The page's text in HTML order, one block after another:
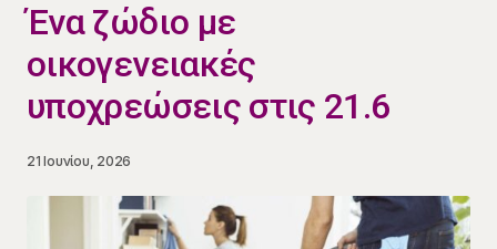
Ένα ζώδιο με
οικογενειακές
υποχρεώσεις στις 21.6
21 Ιουνίου, 2026